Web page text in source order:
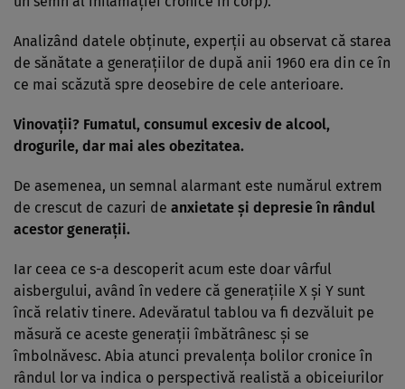
Analizând datele obținute, experții au observat că starea
de sănătate a generațiilor de după anii 1960 era din ce în
ce mai scăzută spre deosebire de cele anterioare.
Vinovații? Fumatul, consumul excesiv de alcool,
drogurile, dar mai ales obezitatea.
De asemenea, un semnal alarmant este numărul extrem
de crescut de cazuri de anxietate și depresie în rândul
acestor generații.
Iar ceea ce s-a descoperit acum este doar vârful
aisbergului, având în vedere că generațiile X și Y sunt
încă relativ tinere. Adevăratul tablou va fi dezvăluit pe
măsură ce aceste generații îmbătrânesc și se
îmbolnăvesc. Abia atunci prevalența bolilor cronice în
rândul lor va indica o perspectivă realistă a obiceiurilor